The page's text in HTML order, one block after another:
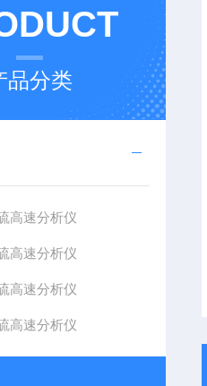
品分类
高速分析仪
高速分析仪
高速分析仪
高速分析仪